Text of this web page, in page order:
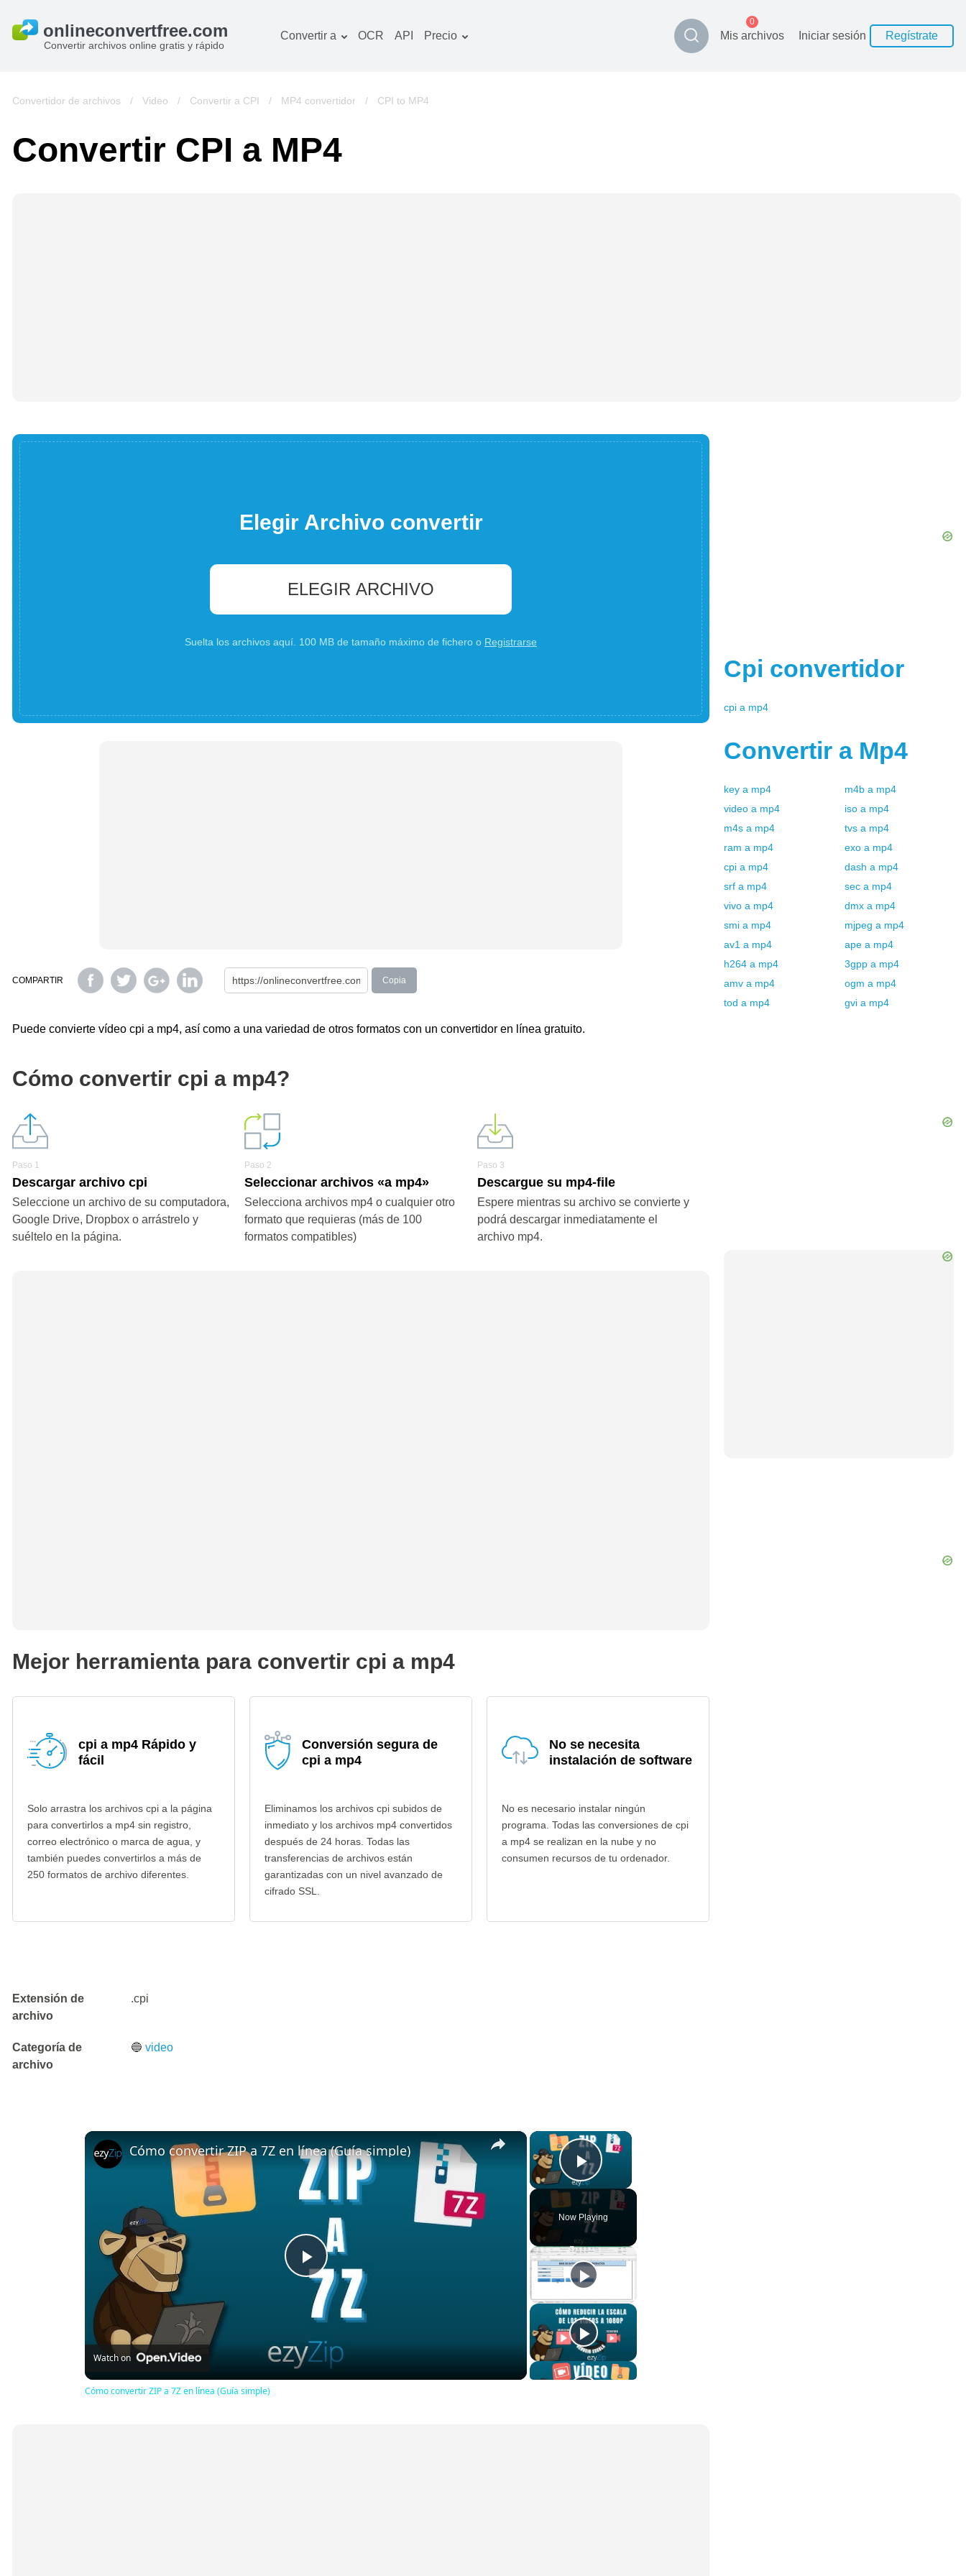
Convertir archivos online gratis y rápido
Convertir a
Imagines convertidor
Libros convertidor
OCR API Precio Mis archivos
0
Iniciar sesión Regístrate
Convertidor de archivos / Video / Convertir a CPI / MP4 convertidor / CPI to MP4
Convertir CPI a MP4
Elegir Archivo convertir
ELEGIR ARCHIVO
Suelta los archivos aquí. 100 MB de tamaño máximo de fichero o Registrarse
COMPARTIR Copia
Puede convierte vídeo cpi a mp4, así como a una variedad de otros formatos con un convertidor en línea gratuito.
Cómo convertir cpi a mp4?
Paso 1
Descargar archivo cpi
Seleccione un archivo de su computadora,
Google Drive, Dropbox o arrástrelo y
suéltelo en la página.
Paso 2
Seleccionar archivos «a mp4»
Selecciona archivos mp4 o cualquier otro
formato que requieras (más de 100
formatos compatibles)
Paso 3
Descargue su mp4-file
Espere mientras su archivo se convierte y
podrá descargar inmediatamente el
archivo mp4.
Mejor herramienta para convertir cpi a mp4
cpi a mp4 Rápido y
fácil
Solo arrastra los archivos cpi a la página
para convertirlos a mp4 sin registro,
correo electrónico o marca de agua, y
también puedes convertirlos a más de
250 formatos de archivo diferentes.
Conversión segura de
cpi a mp4
Eliminamos los archivos cpi subidos de
inmediato y los archivos mp4 convertidos
después de 24 horas. Todas las
transferencias de archivos están
garantizadas con un nivel avanzado de
cifrado SSL.
No se necesita
instalación de software
No es necesario instalar ningún
programa. Todas las conversiones de cpi
a mp4 se realizan en la nube y no
consumen recursos de tu ordenador.
Extensión de
archivo
.cpi
Categoría de
archivo
🔵video
×
Play Video
Now Playing
×
Play
Video
Cómo convertir ZIP a 7Z en línea (Guía simple)
Watch on
Cómo convertir ZIP a 7Z en línea (Guía simple)
Cpi convertidor
cpi a mp4
Convertir a Mp4
key a mp4 m4b a mp4
video a mp4 iso a mp4
m4s a mp4 tvs a mp4
ram a mp4 exo a mp4
cpi a mp4 dash a mp4
srf a mp4 sec a mp4
vivo a mp4 dmx a mp4
smi a mp4 mjpeg a mp4
av1 a mp4 ape a mp4
h264 a mp4 3gpp a mp4
amv a mp4 ogm a mp4
tod a mp4 gvi a mp4